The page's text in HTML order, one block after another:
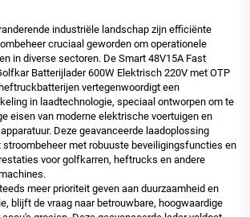
industriële landschap zijn efficiënte
cruciaal geworden om operationele
in diverse sectoren. De Smart 48V15A Fast
Batterijlader 600W Elektrisch 220V met OTP
vertegenwoordigt een
in laadtechnologie, speciaal ontworpen om te
eisen van moderne elektrische voertuigen en
Deze geavanceerde laadoplossing
met robuuste beveiligingsfuncties en
voor golfkarren, heftrucks en andere
meer prioriteit geven aan duurzaamheid en
blijft de vraag naar betrouwbare, hoogwaardige